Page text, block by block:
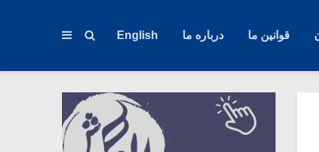
قوانین ما درباره ما English